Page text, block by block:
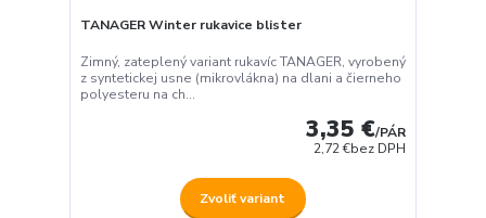
TANAGER Winter rukavice blister
Zimný, zateplený variant rukavíc TANAGER, vyrobený
z syntetickej usne (mikrovlákna) na dlani a čierneho
polyesteru na ch...
3,35 €/PÁR
2,72 €bez DPH
Zvoliť variant